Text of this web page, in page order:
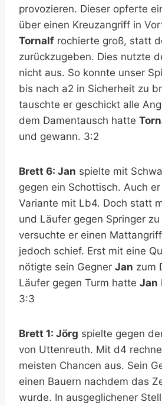
provozieren. Dieser opferte
über einen Kreuzangriff in
Tornalf rochierte groß, statt
zurückzugeben. Dies nutzte
nicht aus. So konnte unser
bis nach a2 in Sicherheit zu
tauschte er geschickt alle
dem Damentausch hatte
und gewann. 3:2
Brett 6: Jan spielte mit
gegen ein Schottisch. Auch
Variante mit Lb4. Doch statt
und Läufer gegen Springer zu
versuchte er einen
jedoch schief. Erst mit eine
nötigte sein Gegner Jan zum
Läufer gegen Turm hatte Jan
3:3
Brett 1: Jörg spielte gegen
von Uttenreuth. Mit d4
meisten Chancen aus. Sein
einen Bauern nachdem das
wurde. In ausgeglichener